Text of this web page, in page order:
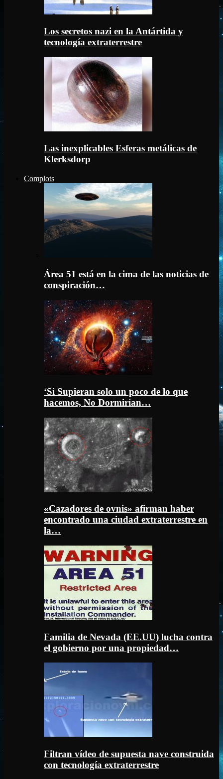
Los secretos nazi en la Antártida y
tecnología extraterrestre
Las inexplicables Esferas metálicas de
Klerksdorp
Complots
Área 51 está en la cima de las noticias de
conspiración…
‘Si Supieran solo un poco de lo que
hacemos, No Dormirían…
«Cazadores de ovnis» afirman haber
encontrado una ciudad extraterrestre en
la…
Familia de Nevada (EE.UU) lucha contra
el gobierno por una propiedad…
Filtran vídeo de supuesta nave construida
con tecnología extraterrestre